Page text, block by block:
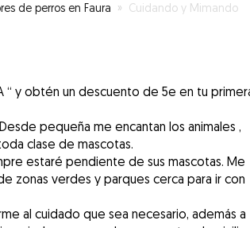
de perros en Faura » Cuidando y Mimando
“ y obtén un descuento de 5e en tu
pequeña me encantan los animales ,
clase de mascotas.
estaré pendiente de sus mascotas. Me
zonas verdes y parques cerca para ir con
al cuidado que sea necesario, además a